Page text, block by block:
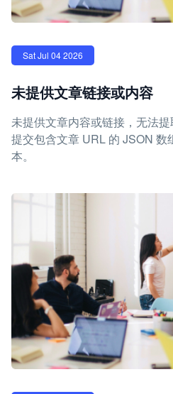
Sat Jul 04 2026
未提供文章链接或内容
未提供文章内容或链接，无法
提交包含文章 URL 的 JSON 数
本。